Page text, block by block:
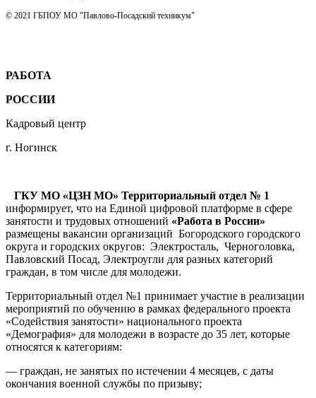
© 2021 ГБПОУ МО "Павлово-Посадский техникум"
РАБОТА
РОССИИ
Кадровый центр
г. Ногинск
ГКУ МО «ЦЗН МО» Территориальный отдел № 1
информирует, что на Единой цифровой платформе в сфере
занятости и трудовых отношений «Работа в России»
размещены вакансии организаций Богородского городского
округа и городских округов: Электросталь, Черноголовка,
Павловский Посад, Электроугли для разных категорий
граждан, в том числе для молодежи.
Территориальный отдел №1 принимает участие в реализации
мероприятий по обучению в рамках федерального проекта
«Содействия занятости» национального проекта
«Демография» для молодежи в возрасте до 35 лет, которые
относятся к категориям:
— граждан, не занятых по истечении 4 месяцев, с даты
окончания военной службы по призыву;